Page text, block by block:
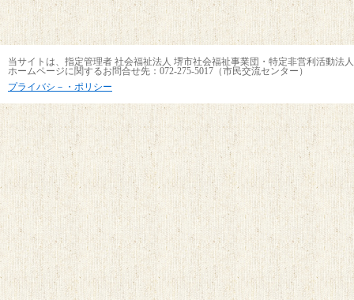
当サイトは、指定管理者 社会福祉法人 堺市社会福祉事業団・特定非営利活動
ホームページに関するお問合せ先：072-275-5017（市民交流センター）
プライバシ－・ポリシー